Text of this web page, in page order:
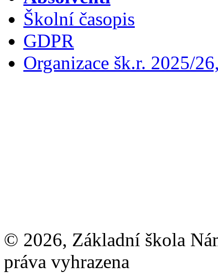
Školní časopis
GDPR
Organizace šk.r. 2025/
© 2026, Základní škola
práva vyhrazena